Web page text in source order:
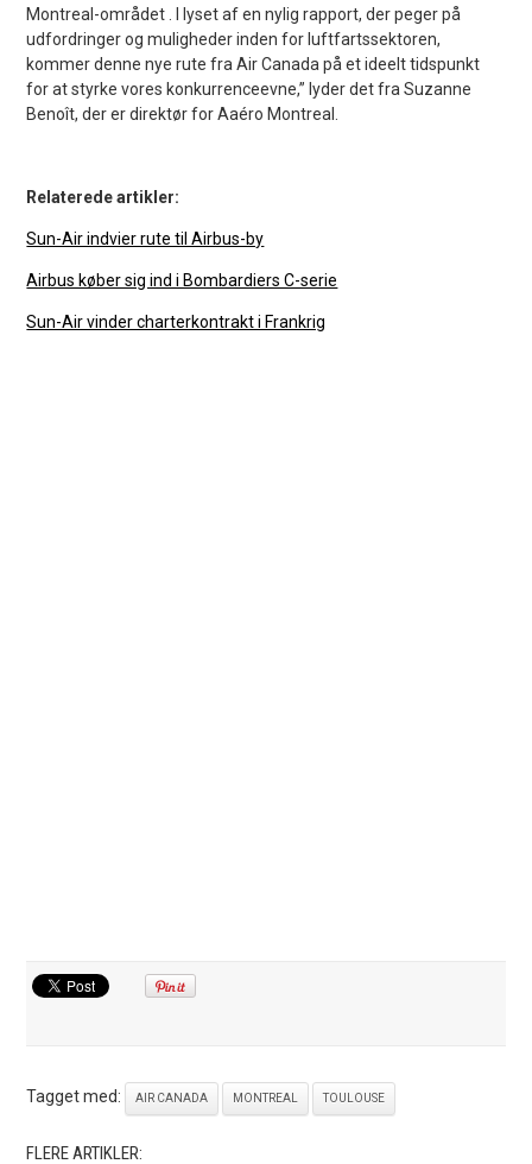
Montreal-området . I lyset af en nylig rapport, der peger på
udfordringer og muligheder inden for luftfartssektoren,
kommer denne nye rute fra Air Canada på et ideelt tidspunkt
for at styrke vores konkurrenceevne,” lyder det fra Suzanne
Benoît, der er direktør for Aaéro Montreal.
Relaterede artikler:
Sun-Air indvier rute til Airbus-by
Airbus køber sig ind i Bombardiers C-serie
Sun-Air vinder charterkontrakt i Frankrig
Tagget med: AIR CANADA MONTREAL TOULOUSE
FLERE ARTIKLER: